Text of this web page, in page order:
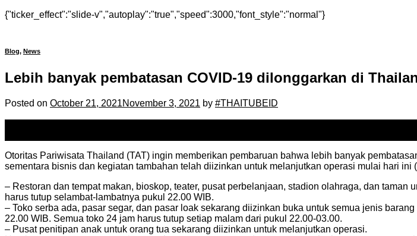
{"ticker_effect":"slide-v","autoplay":"true","speed":3000,"font_style":"normal"}
Blog, News
Lebih banyak pembatasan COVID-19 dilonggarkan di
Posted on October 21, 2021November 3, 2021 by #THAITUBEID
Otoritas Pariwisata Thailand (TAT) ingin memberikan pembaruan bahwa lebih banyak
sementara bisnis dan kegiatan tambahan telah diizinkan untuk melanjutkan operasi mulai hari ini
– Restoran dan tempat makan, bioskop, teater, pusat perbelanjaan, stadion olahraga, dan
harus tutup selambat-lambatnya pukul 22.00 WIB.
– Toko serba ada, pasar segar, dan pasar loak sekarang diizinkan buka untuk semua jenis
22.00 WIB. Semua toko 24 jam harus tutup setiap malam dari pukul 22.00-03.00.
– Pusat penitipan anak untuk orang tua sekarang diizinkan untuk melanjutkan operasi.